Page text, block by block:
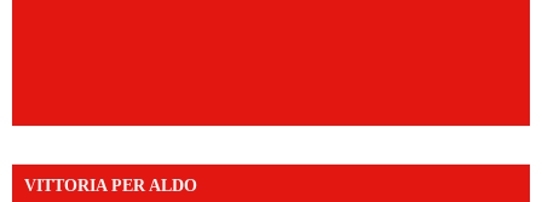
VITTORIA PER ALDO